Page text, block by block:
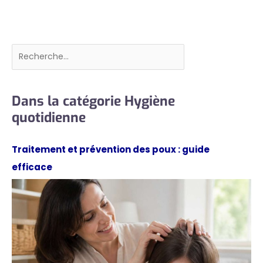
Rechercher
Dans la catégorie Hygiène
quotidienne
Traitement et prévention des poux : guide
efficace